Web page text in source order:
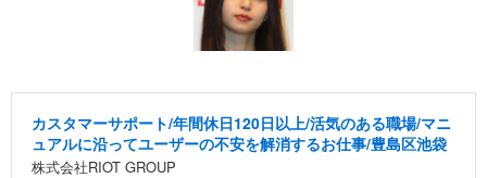
カスタマーサポート/年間休日120日以上/活気のある職場/マニ
ュアルに沿ってユーザーの不安を解消するお仕事/豊島区池袋
株式会社RIOT GROUP